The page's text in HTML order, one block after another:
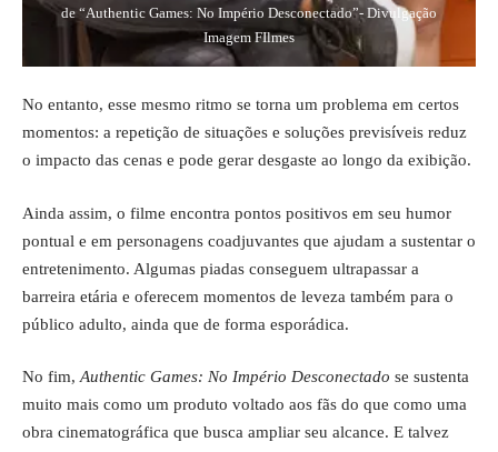
de “Authentic Games: No Império Desconectado”- Divulgação
Imagem FIlmes
No entanto, esse mesmo ritmo se torna um problema em certos
momentos: a repetição de situações e soluções previsíveis reduz
o impacto das cenas e pode gerar desgaste ao longo da exibição.
Ainda assim, o filme encontra pontos positivos em seu humor
pontual e em personagens coadjuvantes que ajudam a sustentar o
entretenimento. Algumas piadas conseguem ultrapassar a
barreira etária e oferecem momentos de leveza também para o
público adulto, ainda que de forma esporádica.
No fim, Authentic Games: No Império Desconectado se sustenta
muito mais como um produto voltado aos fãs do que como uma
obra cinematográfica que busca ampliar seu alcance. E talvez